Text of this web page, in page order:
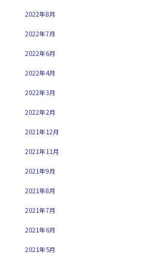
2022年8月
2022年7月
2022年6月
2022年4月
2022年3月
2022年2月
2021年12月
2021年11月
2021年9月
2021年8月
2021年7月
2021年6月
2021年5月